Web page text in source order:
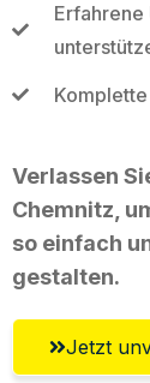
Erfahrene
Verlassen
Chemnitz,
so einfach
gestalten.
Jetzt